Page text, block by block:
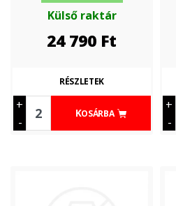
Külső raktár
24 790 Ft
+
-
KOSÁRBA
RÉSZLETEK
+
-